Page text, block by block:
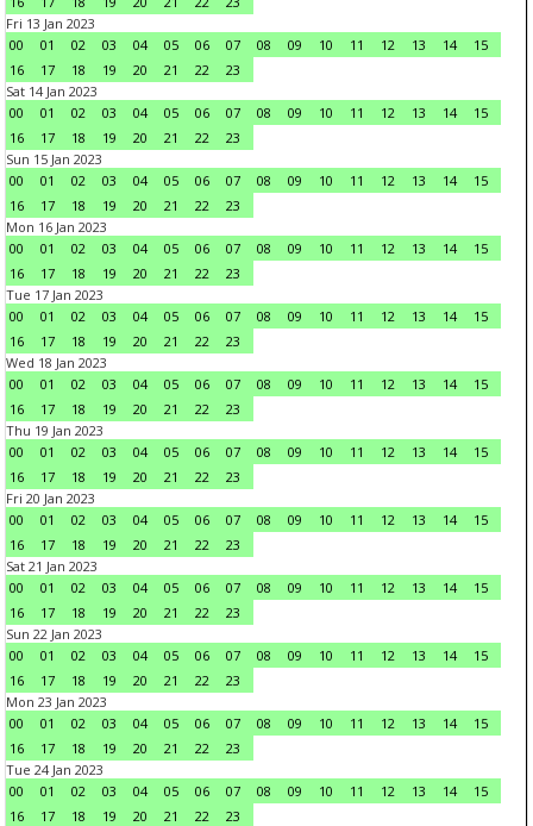
Fri 13 Jan 2023
00
01 02 03 04 05 06 07 08 09 10 11 12 13 14
15
16
17 18 19 20 21 22
23
Sat 14 Jan 2023
00
01 02 03 04 05 06 07 08 09 10 11 12 13 14
15
16
17 18 19 20 21 22
23
Sun 15 Jan 2023
00
01 02 03 04 05 06 07 08 09 10 11 12 13 14
15
16
17 18 19 20 21 22
23
Mon 16 Jan 2023
00
01 02 03 04 05 06 07 08 09 10 11 12 13 14
15
16
17 18 19 20 21 22
23
Tue 17 Jan 2023
00
01 02 03 04 05 06 07 08 09 10 11 12 13 14
15
16
17 18 19 20 21 22
23
Wed 18 Jan 2023
00
01 02 03 04 05 06 07 08 09 10 11 12 13 14
15
16
17 18 19 20 21 22
23
Thu 19 Jan 2023
00
01 02 03 04 05 06 07 08 09 10 11 12 13 14
15
16
17 18 19 20 21 22
23
Fri 20 Jan 2023
00
01 02 03 04 05 06 07 08 09 10 11 12 13 14
15
16
17 18 19 20 21 22
23
Sat 21 Jan 2023
00
01 02 03 04 05 06 07 08 09 10 11 12 13 14
15
16
17 18 19 20 21 22
23
Sun 22 Jan 2023
00
01 02 03 04 05 06 07 08 09 10 11 12 13 14
15
16
17 18 19 20 21 22
23
Mon 23 Jan 2023
00
01 02 03 04 05 06 07 08 09 10 11 12 13 14
15
16
17 18 19 20 21 22
23
Tue 24 Jan 2023
00
01 02 03 04 05 06 07 08 09 10 11 12 13 14
15
16
17 18 19 20 21 22
23